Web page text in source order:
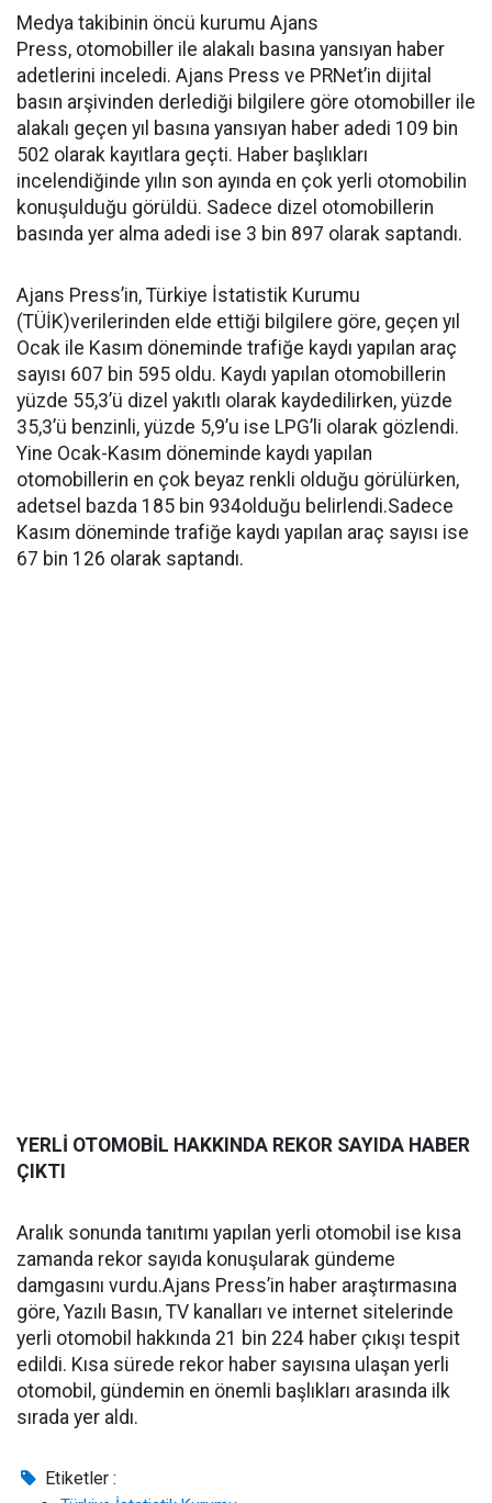
Medya takibinin öncü kurumu Ajans
Press, otomobiller ile alakalı basına yansıyan haber
adetlerini inceledi. Ajans Press ve PRNet’in dijital
basın arşivinden derlediği bilgilere göre otomobiller ile
alakalı geçen yıl basına yansıyan haber adedi 109 bin
502 olarak kayıtlara geçti. Haber başlıkları
incelendiğinde yılın son ayında en çok yerli otomobilin
konuşulduğu görüldü. Sadece dizel otomobillerin
basında yer alma adedi ise 3 bin 897 olarak saptandı.
Ajans Press’in, Türkiye İstatistik Kurumu
(TÜİK)verilerinden elde ettiği bilgilere göre, geçen yıl
Ocak ile Kasım döneminde trafiğe kaydı yapılan araç
sayısı 607 bin 595 oldu. Kaydı yapılan otomobillerin
yüzde 55,3’ü dizel yakıtlı olarak kaydedilirken, yüzde
35,3’ü benzinli, yüzde 5,9’u ise LPG’li olarak gözlendi.
Yine Ocak-Kasım döneminde kaydı yapılan
otomobillerin en çok beyaz renkli olduğu görülürken,
adetsel bazda 185 bin 934olduğu belirlendi.Sadece
Kasım döneminde trafiğe kaydı yapılan araç sayısı ise
67 bin 126 olarak saptandı.
YERLİ OTOMOBİL HAKKINDA REKOR SAYIDA HABER
ÇIKTI
Aralık sonunda tanıtımı yapılan yerli otomobil ise kısa
zamanda rekor sayıda konuşularak gündeme
damgasını vurdu.Ajans Press’in haber araştırmasına
göre, Yazılı Basın, TV kanalları ve internet sitelerinde
yerli otomobil hakkında 21 bin 224 haber çıkışı tespit
edildi. Kısa sürede rekor haber sayısına ulaşan yerli
otomobil, gündemin en önemli başlıkları arasında ilk
sırada yer aldı.
Etiketler :